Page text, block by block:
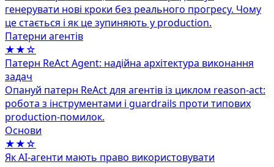
генерувати нові кроки без реального прогресу. Чому
це стається і як це зупиняють у production.
Патерни агентів
★★☆
Патерн ReAct Agent: надійна архітектура виконання
задач
Опануй патерн ReAct для агентів із циклом reason-act:
робота з інструментами і guardrails проти типових
production-помилок.
Основи
★★☆
Як AI-агенти мають право використовувати